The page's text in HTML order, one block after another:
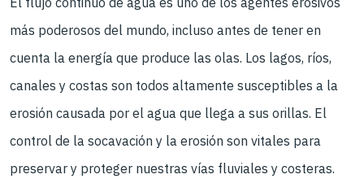
más poderosos del mundo, incluso antes de tener en
cuenta la energía que produce las olas. Los lagos, ríos,
canales y costas son todos altamente susceptibles a la
erosión causada por el agua que llega a sus orillas. El
control de la socavación y la erosión son vitales para
preservar y proteger nuestras vías fluviales y costeras.